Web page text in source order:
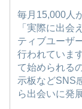
毎月15,000人
「実際に出会
ティブユーザ
行われていま
て始められる
示板などSNS
ら出会いに発